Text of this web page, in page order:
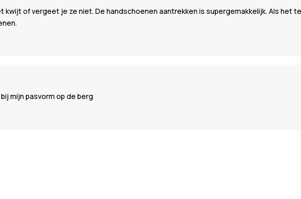
kwijt of vergeet je ze niet. De handschoenen aantrekken is supergemakkelijk. Als het
mijn pasvorm op de berg